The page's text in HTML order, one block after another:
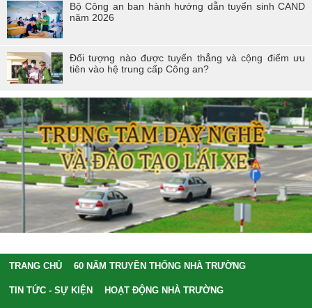
Bộ Công an ban hành hướng dẫn tuyển sinh CAND
năm 2026
Đối tượng nào được tuyển thẳng và cộng điểm ưu
tiên vào hệ trung cấp Công an?
TRANG CHỦ 60 NĂM TRUYỀN THỐNG NHÀ TRƯỜNG
TIN TỨC - SỰ KIỆN HOẠT ĐỘNG NHÀ TRƯỜNG